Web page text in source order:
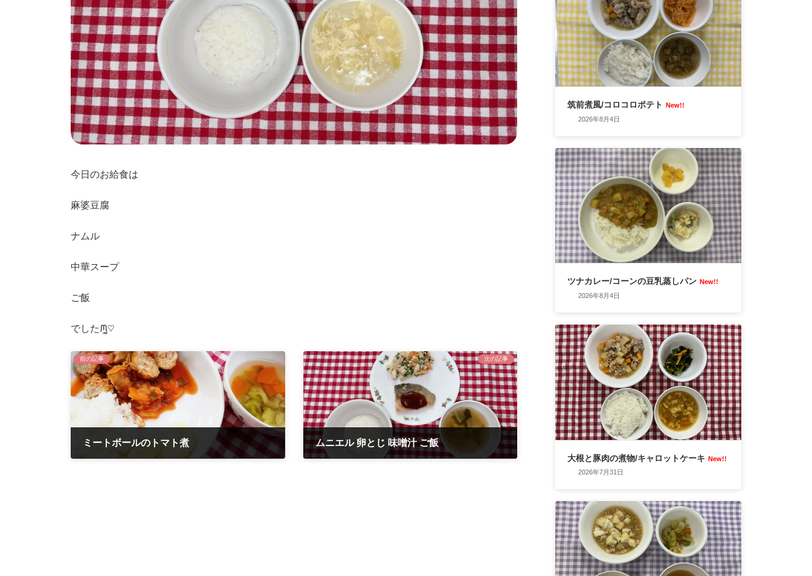
今日のお給食は
麻婆豆腐
ナムル
中華スープ
ご飯
でしたᙏ̤̫͚♡
前の記事
ミートボールのトマト煮
次の記事
ムニエル 卵とじ 味噌汁 ご飯
筑前煮風/コロコロポテト
New!!
2026年8月4日
ツナカレー/コーンの豆乳蒸しパン New!!
2026年8月4日
大根と豚肉の煮物/キャロットケーキ New!!
2026年7月31日